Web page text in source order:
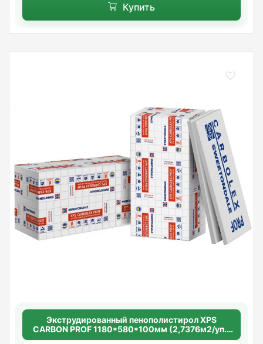
Купить
Экструдированный пенополистирол XPS
CARBON PROF 1180*580*100мм (2,7376м2/уп.)
(4шт/уп.)